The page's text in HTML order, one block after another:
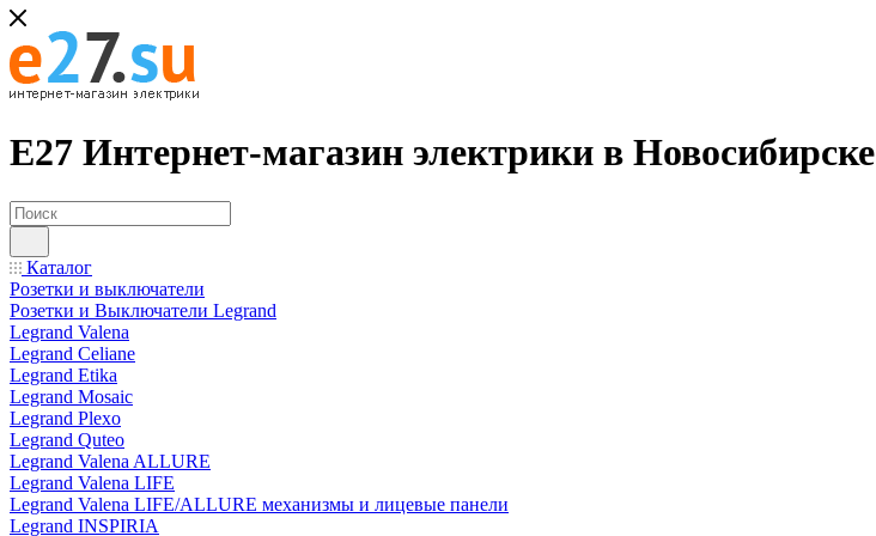
Е27 Интернет-магазин электрики в Новосибирске
Каталог
Розетки и выключатели
Розетки и Выключатели Legrand
Legrand Valena
Legrand Celiane
Legrand Etika
Legrand Mosaic
Legrand Plexo
Legrand Quteo
Legrand Valena ALLURE
Legrand Valena LIFE
Legrand Valena LIFE/ALLURE механизмы и лицевые панели
Legrand INSPIRIA